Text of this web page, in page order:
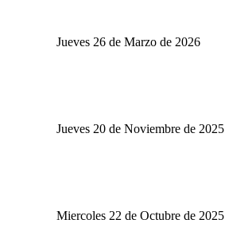
Jueves 26 de Marzo de 2026
Jueves 20 de Noviembre de 2025
Miercoles 22 de Octubre de 2025